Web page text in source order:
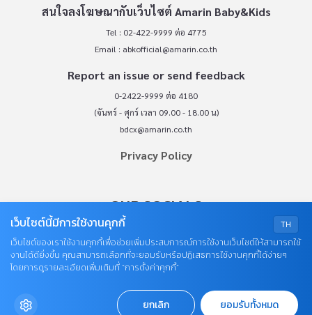
สนใจลงโฆษณากับเว็บไซต์ Amarin Baby&Kids
Tel : 02-422-9999 ต่อ 4775
Email : abkofficial@amarin.co.th
Report an issue or send feedback
0-2422-9999 ต่อ 4180
(จันทร์ - ศุกร์ เวลา 09.00 - 18.00 น)
bdcx@amarin.co.th
Privacy Policy
OUR SOCIALS
© COPYRIGHT 2026
TH
เว็บไซต์นี้มีการใช้งานคุกกี้
เว็บไซต์ของเราใช้งานคุกกี้เพื่อช่วยเพิ่มประสบการณ์การใช้งานเว็บไซต์ให้สามารถใช้
งานได้ดียิ่งขึ้น คุณสามารถเลือกที่จะยอมรับหรือปฏิเสธการใช้งานคุกกี้ได้ง่ายๆ
โดยการดูรายละเอียดเพิ่มเติมที่ “การตั้งค่าคุกกี้”
ยกเลิก ยอมรับทั้งหมด